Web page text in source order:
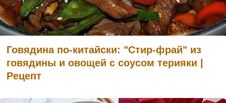
Говядина по-китайски: "Стир-фрай" из
говядины и овощей с соусом терияки |
Рецепт